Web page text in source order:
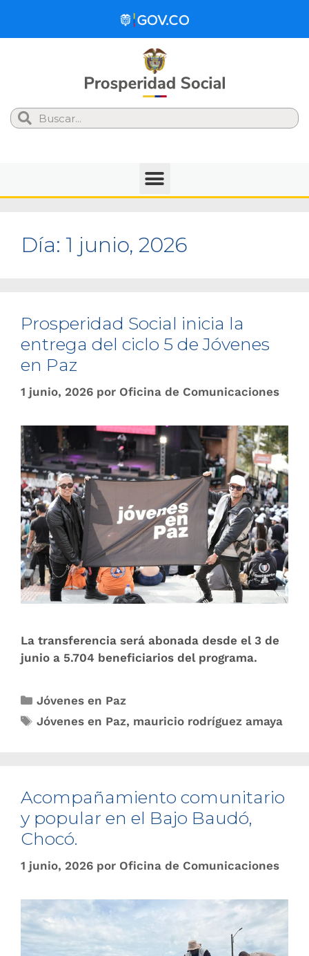
Search
Día:1 junio, 2026
Prosperidad Social inicia la
entrega del ciclo 5 de Jóvenes
en Paz
1 junio, 2026 por Oficina de Comunicaciones
La transferencia será abonada desde el 3 de
junio a 5.704 beneficiarios del programa.
Jóvenes en Paz
Jóvenes en Paz, mauricio rodríguez amaya
Acompañamiento comunitario
y popular en el Bajo Baudó,
Chocó.
1 junio, 2026 por Oficina de Comunicaciones